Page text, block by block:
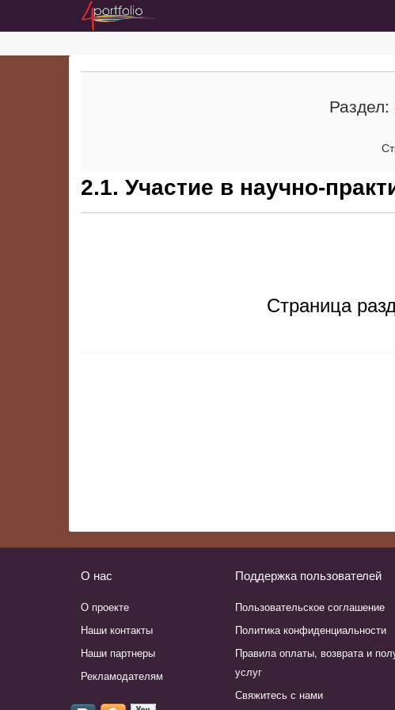
Раздел:
2.1. Участие в научно-
Страница
О нас
О проекте
Наши контакты
Наши партнеры
Рекламодателям
Поддержка пользователей
Пользовательское соглашение
Политика конфиденциальности
Правила оплаты, возврата и
услуг
Свяжитесь с нами